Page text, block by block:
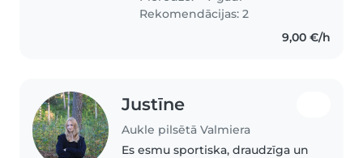
all ages, from toddlers to
teenagers. I'm multilingual,
Rekomendācijas: 2
9,00 €/h
Justīne
Aukle pilsētā Valmiera
Es esmu sportiska, draudzīga un